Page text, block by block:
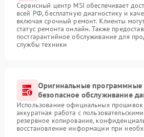
Сервисный центр MSI обеспечивает
всей РФ, бесплатную диагностику и
включая срочный ремонт. Клиенты
статус ремонта онлайн. Также
постгарантийное обслуживание для
службы техники
Оригинальные программные
безопасное обслуживание
Использование официальных
аккуратная работа с
резервное копирование,
восстановление информации при